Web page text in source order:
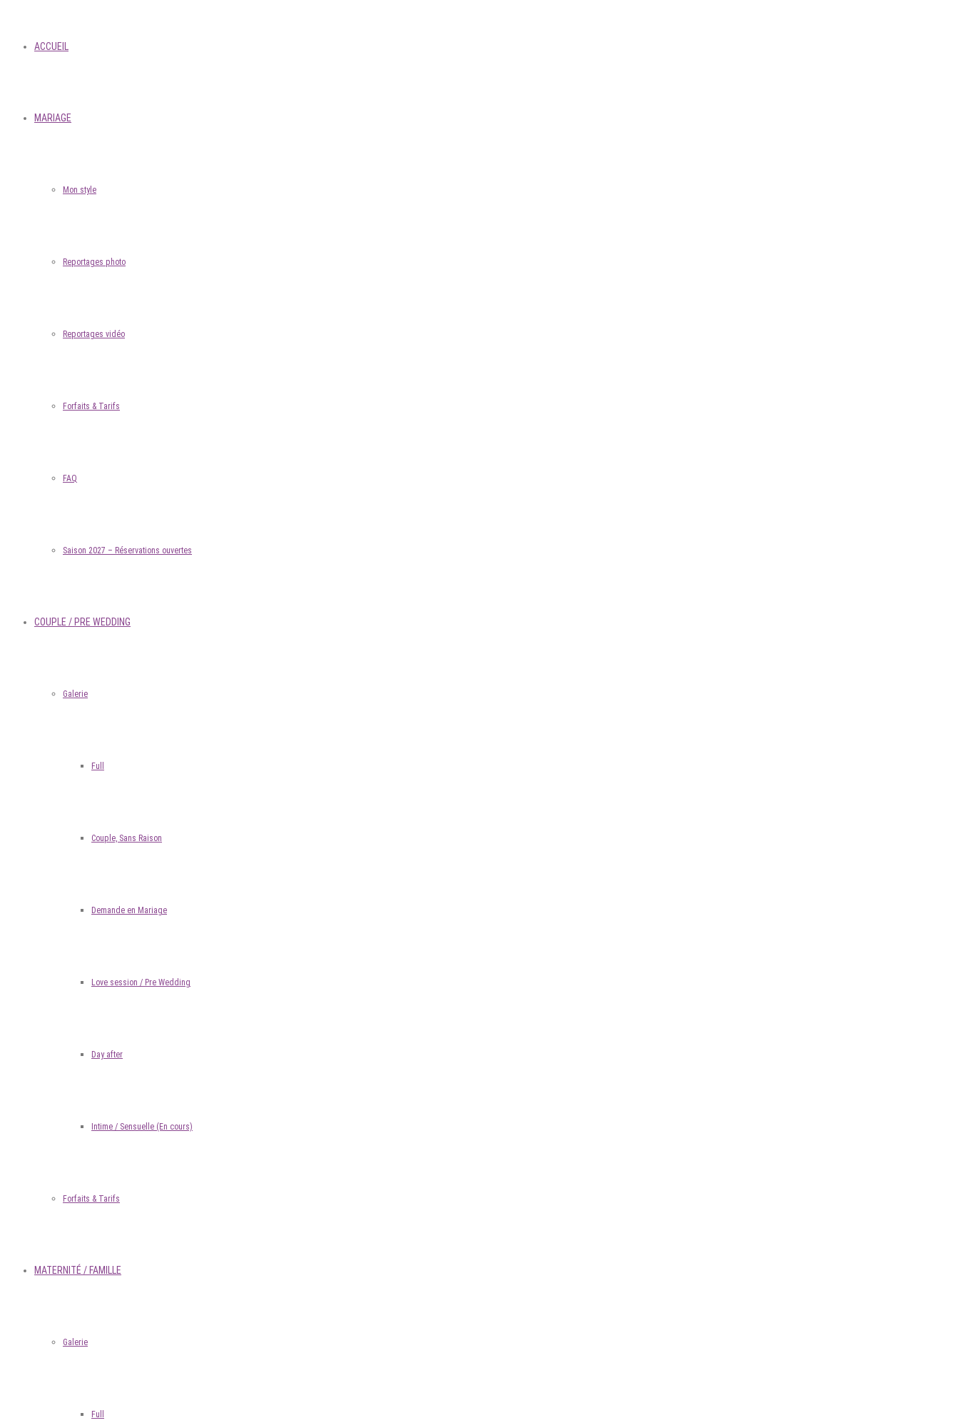
ACCUEIL
MARIAGE
Mon style
Reportages photo
Reportages vidéo
Forfaits & Tarifs
FAQ
Saison 2027 – Réservations ouvertes
COUPLE / PRE WEDDING
Galerie
Full
Couple, Sans Raison
Demande en Mariage
Love session / Pre Wedding
Day after
Intime / Sensuelle (En cours)
Forfaits & Tarifs
MATERNITÉ / FAMILLE
Galerie
Full